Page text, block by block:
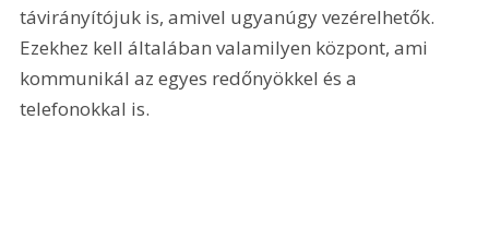
távirányítójuk is, amivel ugyanúgy vezérelhetők.
Ezekhez kell általában valamilyen központ, ami
kommunikál az egyes redőnyökkel és a
telefonokkal is.